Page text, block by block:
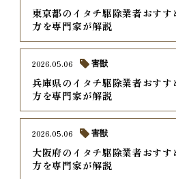
東京都のイタチ駆除業者おす
方を専門家が解説
兵庫県のイタチ駆除業者おす
方を専門家が解説
2026.05.06 害獣
大阪府のイタチ駆除業者おす
方を専門家が解説
2026.05.06 害獣